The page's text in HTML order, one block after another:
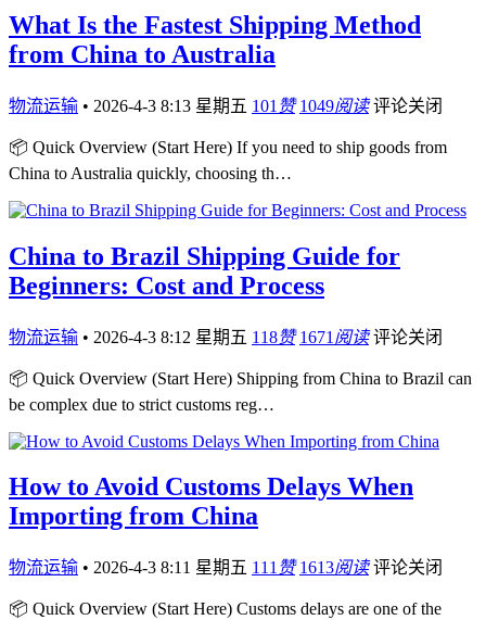
What Is the Fastest Shipping Method
from China to Australia
物流运输 • 2026-4-3 8:13 星期五 101 赞 1049阅读 评论关闭
📦 Quick Overview (Start Here) If you need to ship goods from
China to Australia quickly, choosing th…
China to Brazil Shipping Guide for
Beginners: Cost and Process
物流运输 • 2026-4-3 8:12 星期五 118赞 1671 阅读 评论关闭
📦 Quick Overview (Start Here) Shipping from China to Brazil can
be complex due to strict customs reg…
How to Avoid Customs Delays When
Importing from China
物流运输 • 2026-4-3 8:11 星期五 111 赞 1613阅读 评论关闭
📦 Quick Overview (Start Here) Customs delays are one of the